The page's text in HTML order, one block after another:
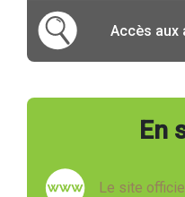
Accès aux
En
Le site